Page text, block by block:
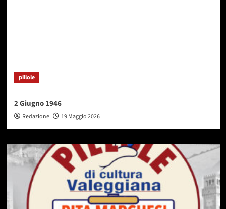
pillole
2 Giugno 1946
Redazione 19 Maggio 2026